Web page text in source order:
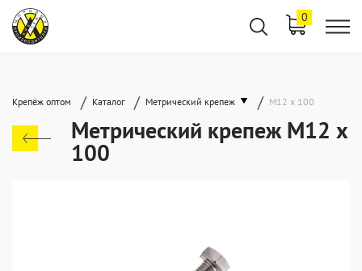
0
Крепёж оптом / Каталог / Метрический крепеж / М12 х 100
Метрический крепеж М12 х
100